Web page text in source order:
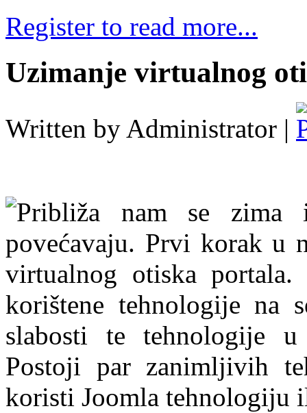
Register to read more...
Uzimanje virtualnog
Written by Administrator |
Približa nam se zima
povećavaju. Prvi korak u
virtualnog otiska
korištene tehnologije na
slabosti te tehnologije
Postoji par zanimljivih
koristi Joomla tehnologiju